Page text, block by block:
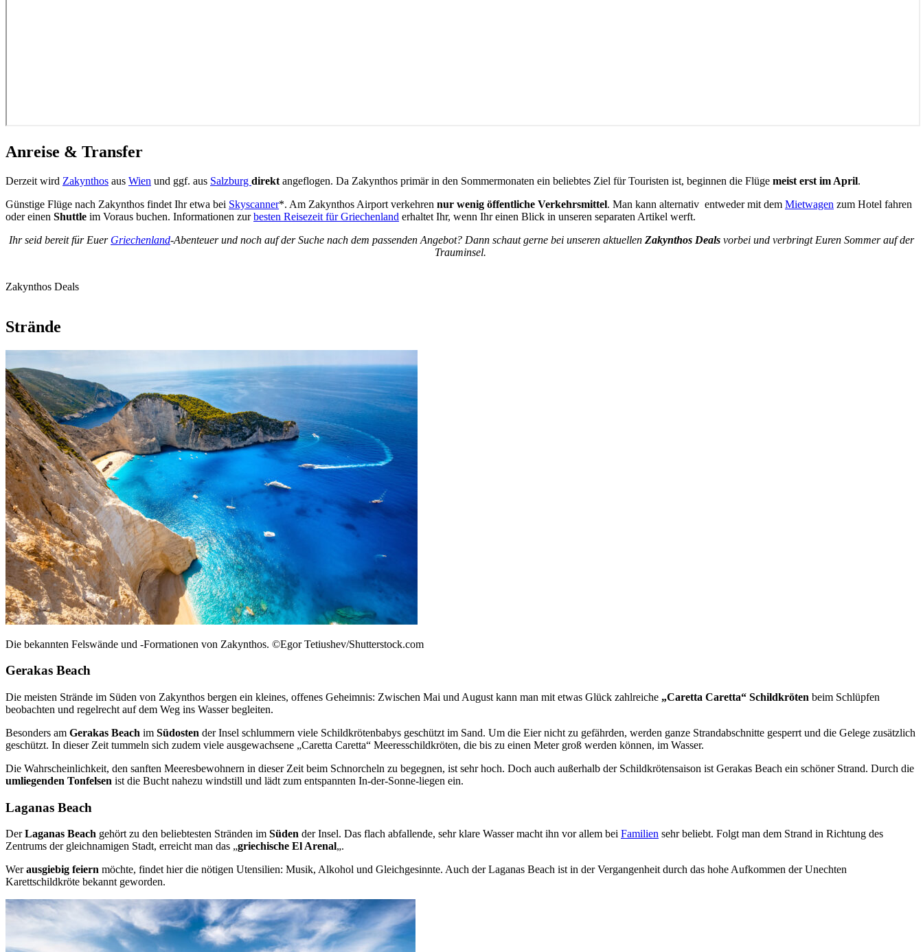
Anreise & Transfer
Derzeit wird Zakynthos aus Wien und ggf. aus Salzburg direkt angeflogen. Da Zakynthos primär in den Sommermonaten ein beliebtes Ziel für Touristen ist, beginnen die Flüge meist erst im April.
Günstige Flüge nach Zakynthos findet Ihr etwa bei Skyscanner*. Am Zakynthos Airport verkehren nur wenig öffentliche Verkehrsmittel. Man kann alternativ entweder mit dem Mietwagen zum Hotel fahren
oder einen Shuttle im Voraus buchen. Informationen zurbesten Reisezeit für Griechenland erhaltet Ihr, wenn Ihr einen Blick in unseren separaten Artikel werft.
Ihr seid bereit für Euer Griechenland-Abenteuer und noch auf der Suche nach dem passenden Angebot? Dann schaut gerne bei unseren aktuellen Zakynthos Deals vorbei und verbringt Euren Sommer auf der
Trauminsel.
Zakynthos Deals
Strände
Die bekannten Felswände und -Formationen von Zakynthos. ©Egor Tetiushev/Shutterstock.com
Gerakas Beach
Die meisten Strände im Süden von Zakynthos bergen ein kleines, offenes Geheimnis: Zwischen Mai und August kann man mit etwas Glück zahlreiche „Caretta Caretta“ Schildkröten beim Schlüpfen
beobachten und regelrecht auf dem Weg ins Wasser begleiten.
Besonders am Gerakas Beach im Südosten der Insel schlummern viele Schildkrötenbabys geschützt im Sand. Um die Eier nicht zu gefährden, werden ganze Strandabschnitte gesperrt und die Gelege zusätzlich
geschützt. In dieser Zeit tummeln sich zudem viele ausgewachsene „Caretta Caretta“ Meeresschildkröten, die bis zu einen Meter groß werden können, im Wasser.
Die Wahrscheinlichkeit, den sanften Meeresbewohnern in dieser Zeit beim Schnorcheln zu begegnen, ist sehr hoch. Doch auch außerhalb der Schildkrötensaison ist Gerakas Beach ein schöner Strand. Durch die
umliegenden Tonfelsen ist die Bucht nahezu windstill und lädt zum entspannten In-der-Sonne-liegen ein.
Laganas Beach
DerLaganas Beach gehört zu den beliebtesten Stränden im Süden der Insel. Das flach abfallende, sehr klare Wasser macht ihn vor allem bei Familien sehr beliebt. Folgt man dem Strand in Richtung des
Zentrums der gleichnamigen Stadt, erreicht man das „griechische El Arenal„.
Werausgiebig feiern möchte, findet hier die nötigen Utensilien: Musik, Alkohol und Gleichgesinnte. Auch der Laganas Beach ist in der Vergangenheit durch das hohe Aufkommen der Unechten
Karettschildkröte bekannt geworden.